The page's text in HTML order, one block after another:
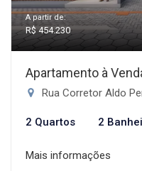
A partir de:
R$ 454.230
Apartamento à
Rua Corretor Aldo Pereira
2 Quartos 2
Mais informações